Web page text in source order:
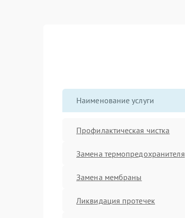
Наименование услуги
Профилактическая чистка
Замена термопредохранителя
Замена мембраны
Ликвидация протечек